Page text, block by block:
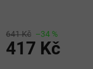
641 Kč –34 %
417 Kč